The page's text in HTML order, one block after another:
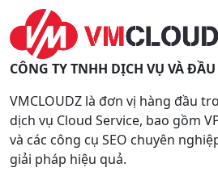
CÔNG TY TNHH DỊCH VỤ VÀ
VMCLOUDZ là đơn vị hàng đầu
dịch vụ Cloud Service, bao gồm
và các công cụ SEO chuyên
giải pháp hiệu quả.